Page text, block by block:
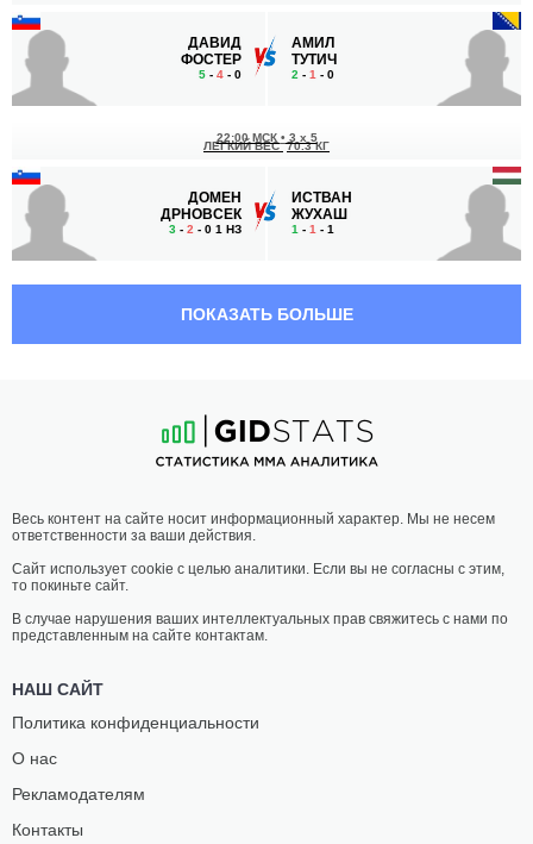
ДАВИД
ФОСТЕР
5 - 4 - 0
АМИЛ
ТУТИЧ
2 - 1 - 0
ДОМЕН
ДРНОВСЕК
3 - 2 - 0 1 НЗ
22:00 МСК • 3 x 5
ЛЕГКИЙ ВЕС 70.3 КГ
ИСТВАН
ЖУХАШ
1 - 1 - 1
РАМДЕДОВИЧ
1-0- 0
21:00 МСК•
ПОЛУЛЕГКИЙ ВЕС 65.8 КГ
ПОЛИК
ПОКАЗАТЬ БОЛЬШЕ
Весь контент на сайте носит информационный характер. Мы не несем
ответственности за ваши действия.
Сайт использует cookie с целью аналитики. Если вы не согласны с этим,
то покиньте сайт.
В случае нарушения ваших интеллектуальных прав свяжитесь с нами по
представленным на сайте контактам.
НАШ САЙТ
Политика конфиденциальности
О нас
Рекламодателям
Контакты